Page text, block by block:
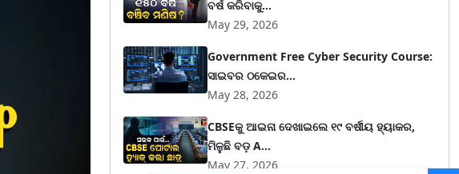
ବର୍ଷ କରିବାକୁ...
May 29, 2026
Government Free Cyber Security Course:
ସାଇବର ଠକେଇର...
May 28, 2026
CBSEକୁ ଆଇନା ଦେଖାଇଲେ ୧୯ ବର୍ଷୀୟ ହ୍ୟାକର,
ମିଳୁଛି ବଡ଼ A...
May 27, 2026